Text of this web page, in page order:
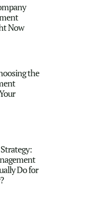
Now
the
Do for